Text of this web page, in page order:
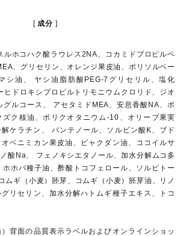
成分
ルホコハク酸ラウレス2NA、コカミドプロピルベ
、グリセリン、オレンジ果皮油、ポリソルベー
シ油、 ヤシ油脂肪酸PEG-7グリセリル、塩化
ヒドロキシプロピルトリモニウムクロリド、ジオ
ルコース、 アセタミドMEA、安息香酸NA、ポ
ズク核油、ポリクオタニウム-10、オリーブ果実
ケラチン、 パンテノール、ソルビン酸K、ブド
ベニミカン果皮油、ビャクダン油、ココイルサ
酸Na、 フェノキシエタノール、加水分解ムコ多
ホバ種子油、酢酸トコフェロール、ソルビトー
ムギ（小麦）胚芽、コムギ（小麦）胚芽油、リノ
リセリン、加水分解ハトムギ種子エキス、トコ
背面の品質表示ラベルおよびオンラインショッ